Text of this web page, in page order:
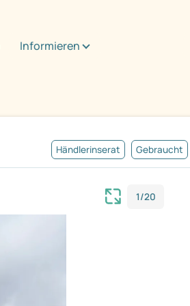
Informieren
Händlerinserat Gebraucht
1/20